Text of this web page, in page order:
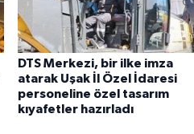
DTS Merkezi, bir ilke imza
atarak Uşak İl Özel İdaresi
personeline özel tasarım
kıyafetler hazırladı